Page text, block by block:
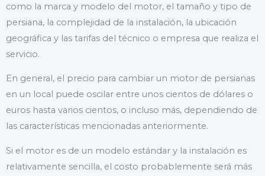
como la marca y modelo del motor, el tamaño y tipo de
persiana, la complejidad de la instalación, la ubicación
geográfica y las tarifas del técnico o empresa que realiza el
servicio.
En general, el precio para cambiar un motor de persianas
en un local puede oscilar entre unos cientos de dólares o
euros hasta varios cientos, o incluso más, dependiendo de
las características mencionadas anteriormente.
Si el motor es de un modelo estándar y la instalación es
relativamente sencilla, el costo probablemente será más